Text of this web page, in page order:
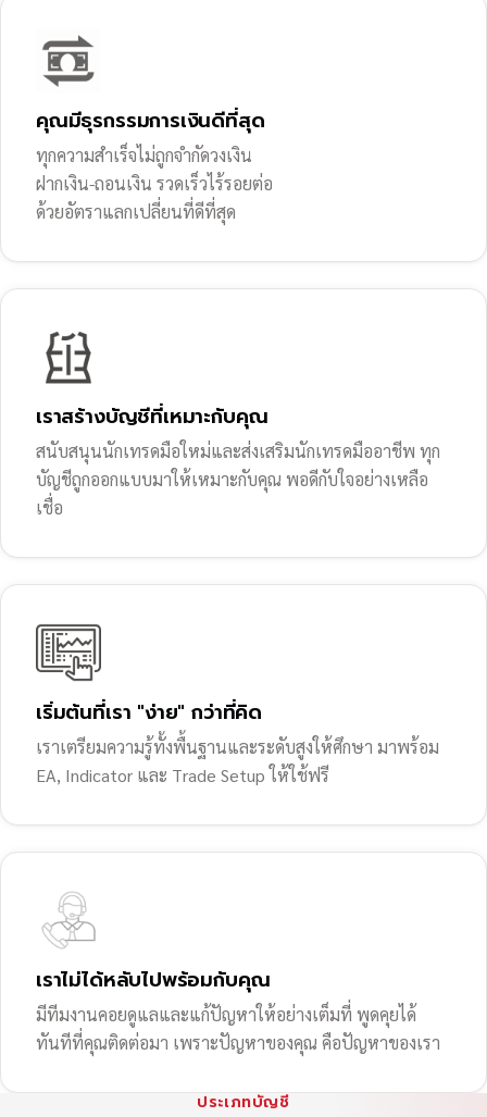
คุณมีธุรกรรมการเงินดีที่สุด
ทุกความสำเร็จไม่ถูกจำกัดวงเงิน
ฝากเงิน-ถอนเงิน รวดเร็วไร้รอยต่อ
ด้วยอัตราแลกเปลี่ยนที่ดีที่สุด
เราสร้างบัญชีที่เหมาะกับคุณ
สนับสนุนนักเทรดมือใหม่และส่งเสริมนักเทรดมืออาชีพ ทุก
บัญชีถูกออกแบบมาให้เหมาะกับคุณ พอดีกับใจอย่างเหลือ
เชื่อ
เริ่มต้นที่เรา "ง่าย" กว่าที่คิด
เราเตรียมความรู้ทั้งพื้นฐานและระดับสูงให้ศึกษา มาพร้อม
EA, Indicator และ Trade Setup ให้ใช้ฟรี
เราไม่ได้หลับไปพร้อมกับคุณ
มีทีมงานคอยดูแลและแก้ปัญหาให้อย่างเต็มที่ พูดคุยได้
ทันทีที่คุณติดต่อมา เพราะปัญหาของคุณ คือปัญหาของเรา
ประเภทบัญชี